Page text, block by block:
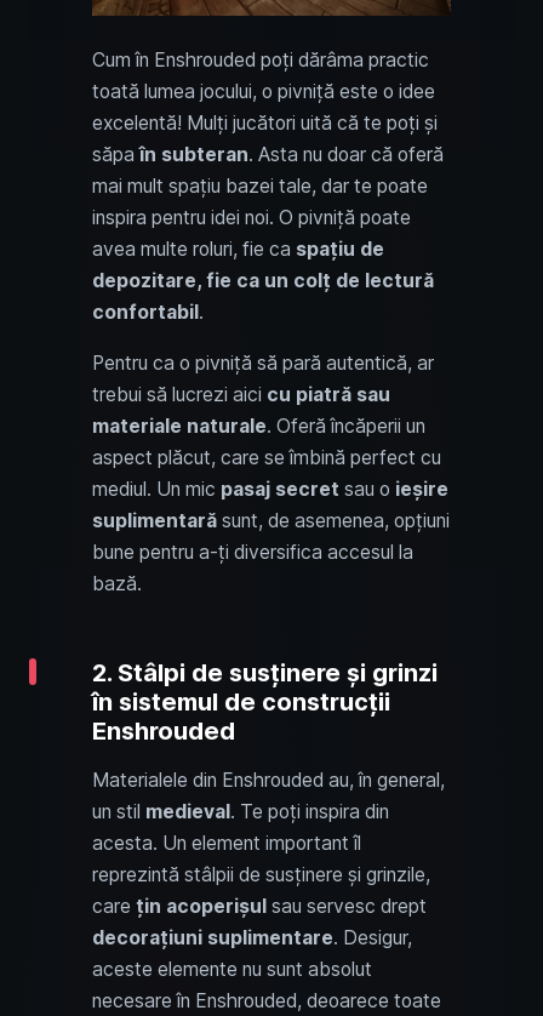
Cum în Enshrouded poți dărâma practic
toată lumea jocului, o pivniță este o idee
excelentă! Mulți jucători uită că te poți și
săpaîn subteran. Asta nu doar că oferă
mai mult spațiu bazei tale, dar te poate
inspira pentru idei noi. O pivniță poate
avea multe roluri, fie ca spațiu de
depozitare, fie ca un colț de lectură
confortabil.
Pentru ca o pivniță să pară autentică, ar
trebui să lucrezi aici cu piatră sau
materiale naturale. Oferă încăperii un
aspect plăcut, care se îmbină perfect cu
mediul. Un mic pasaj secret sau o ieșire
suplimentară sunt, de asemenea, opțiuni
bune pentru a-ți diversifica accesul la
bază.
2. Stâlpi de susținere și grinzi
în sistemul de construcții
Enshrouded
Materialele din Enshrouded au, în general,
un stil medieval. Te poți inspira din
acesta. Un element important îl
reprezintă stâlpii de susținere și grinzile,
care țin acoperișul sau servesc drept
decorațiuni suplimentare. Desigur,
aceste elemente nu sunt absolut
necesare în Enshrouded, deoarece toate